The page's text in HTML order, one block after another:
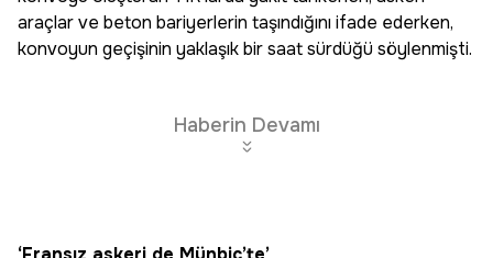
araçlar ve beton bariyerlerin taşındığını ifade ederken,
konvoyun geçişinin yaklaşık bir saat sürdüğü söylenmişti.
Haberin Devamı